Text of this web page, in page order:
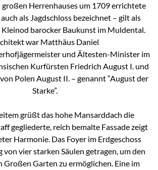
großen Herrenhauses um 1709 errichtete
als Jagdschloss bezeichnet – gilt als
Kleinod barocker Baukunst im Muldental.
war Matthäus Daniel
und Ältesten-Minister im
Kurfürsten Friedrich August I. und
Polen August II. – genannt “August der
Starke”.
grüßt das hohe Mansarddach die
gegliederte, reich bemalte Fassade zeigt
Harmonie. Das Foyer im Erdgeschoss
vier starken Säulen getragen, um den
Großen Garten zu ermöglichen. Eine im